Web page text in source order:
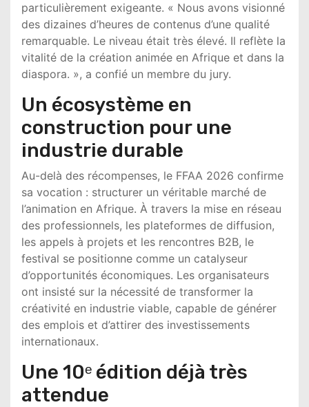
particulièrement exigeante. « Nous avons visionné
des dizaines d’heures de contenus d’une qualité
remarquable. Le niveau était très élevé. Il reflète la
vitalité de la création animée en Afrique et dans la
diaspora. », a confié un membre du jury.
Un écosystème en
construction pour une
industrie durable
Au-delà des récompenses, le FFAA 2026 confirme
sa vocation : structurer un véritable marché de
l’animation en Afrique. À travers la mise en réseau
des professionnels, les plateformes de diffusion,
les appels à projets et les rencontres B2B, le
festival se positionne comme un catalyseur
d’opportunités économiques. Les organisateurs
ont insisté sur la nécessité de transformer la
créativité en industrie viable, capable de générer
des emplois et d’attirer des investissements
internationaux.
Une 10ᵉ édition déjà très
attendue